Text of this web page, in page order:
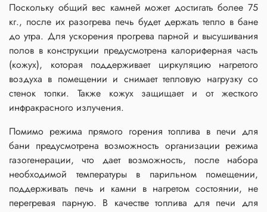
Поскольку общий вес камней может достигать более 75
кг., после их разогрева печь будет держать тепло в бане
до утра. Для ускорения прогрева парной и высушивания
полов в конструкции предусмотрена калориферная часть
(кожух), которая поддерживает циркуляцию нагретого
воздуха в помещении и снимает тепловую нагрузку со
стенок топки. Также кожух защищает и от жесткого
инфракрасного излучения.
Помимо режима прямого горения топлива в печи для
бани предусмотрена возможность организации режима
газогенерации, что дает возможность, после набора
необходимой температуры в парильном помещении,
поддерживать печь и камни в нагретом состоянии, не
перегревая парную. В качестве топлива для печи для